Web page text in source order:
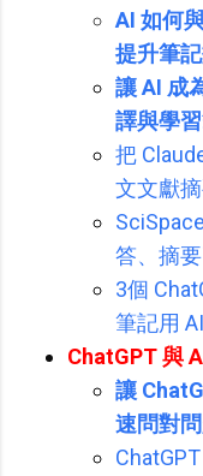
AI 如何
提升筆
讓 AI 成
譯與學
把
文文獻
答、摘
3個
筆記用
ChatGPT與
讓
速問對